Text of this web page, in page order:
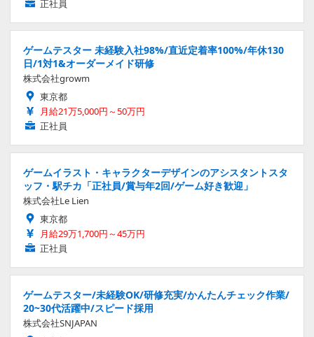
正社員
ゲームテスター 未経験入社98%/直近定着率100%/年休130
日/1対1&オーダーメイド研修
株式会社growm
東京都
月給21万5,000円～50万円
正社員
ゲームイラスト・キャラクターデザインのアシスタントスタ
ッフ・駅チカ「正社員/賞与年2回/ゲーム好き歓迎」
株式会社Le Lien
東京都
月給29万1,700円～45万円
正社員
ゲームテスター/未経験OK/研修充実/かんたんチェック作業/
20~30代活躍中/スピード採用
株式会社SNJAPAN